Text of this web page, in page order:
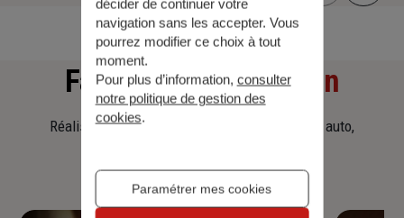
Faitesune simulation
Réalisez une simulation tarifaire d'assurance, auto,
décider de continuer votre
navigation sans les accepter. Vous
pourrez modifier ce choix à tout
moment.
Pour plus d’information, consulter
notre politique de gestion des
cookies.
Paramétrer mes cookies